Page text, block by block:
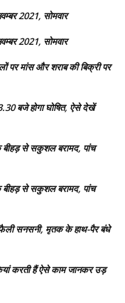
2021, सोमवार
2021, सोमवार
पर मांस और शराब की बिक्री पर
बजे होगा घोषित, ऐसे देखें
से सकुशल बरामद, पांच
से सकुशल बरामद, पांच
फैली सनसनी, मृतक के हाथ-पैर बंधे
करती हैं ऐसे काम जानकर उड़